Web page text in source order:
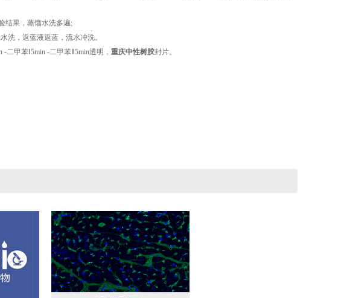
结果，蒸馏水洗多遍;
，返蓝液返蓝，流水冲洗。
甲苯Ⅰ5min -二甲苯Ⅱ5min透明， 重庆中性树胶封片。